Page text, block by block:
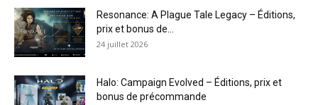
Resonance: A Plague Tale Legacy – Éditions,
prix et bonus de...
24 juillet 2026
Halo: Campaign Evolved – Éditions, prix et
bonus de précommande